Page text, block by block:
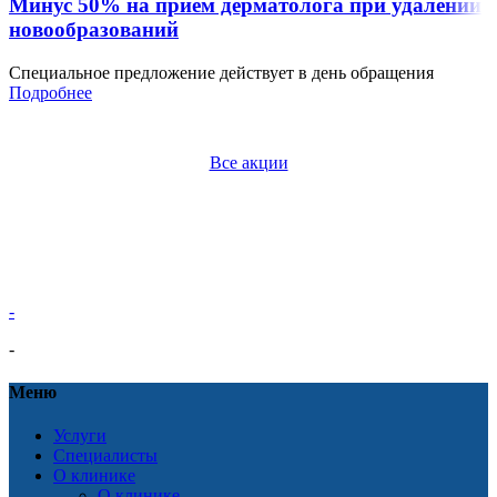
Минус 50% на прием дерматолога при удалении
новообразований
Специальное предложение действует в день обращения
Подробнее
Все акции
-
-
Меню
Услуги
Специалисты
О клинике